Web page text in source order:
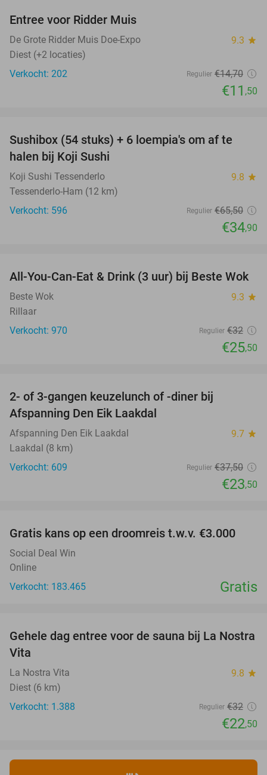
TODAY
Entree voor Ridder Muis
De Grote Ridder Muis Doe-Expo 9.3 star
Diest (+2 locaties)
Verkocht: 202
Regulier €14,70
€11 ,50
47%
Sushibox (54 stuks) + 6 loempia's om af te
halen bij Koji Sushi
Koji Sushi Tessenderlo 9.8 star
Tessenderlo-Ham (12 km)
Verkocht: 596
Regulier €65,50
€34,90
20%
All-You-Can-Eat & Drink (3 uur) bij Beste Wok
Beste Wok 9.3 star
Rillaar
Verkocht: 970
Regulier €32
€25,50
2- of 3-gangen keuzelunch of -diner bij
Afspanning Den Eik Laakdal
Afspanning Den Eik Laakdal 9.7 star
Laakdal (8 km)
Verkocht: 609
Regulier €37,50
€23,50
Gratis kans op een droomreis t.w.v. €3.000
Social Deal Win
Online
Verkocht: 183.465
Gratis
30%
Gehele dag entree voor de sauna bij La Nostra
Vita
La Nostra Vita 9.8 star
Diest (6 km)
Verkocht: 1.388
Regulier €32
€22,50